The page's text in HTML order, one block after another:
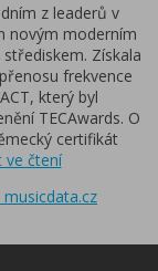
z leaderů v
novým moderním
Získala
frekvence
který byl
TECAwards. O
certifikát
ve čtení